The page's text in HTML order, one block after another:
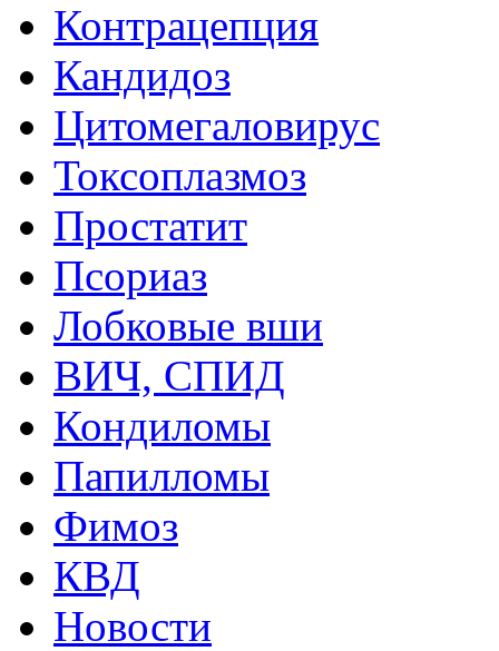
Контрацепция
Кандидоз
Цитомегаловирус
Токсоплазмоз
Простатит
Псориаз
Лобковые вши
ВИЧ, СПИД
Кондиломы
Папилломы
Фимоз
КВД
Новости